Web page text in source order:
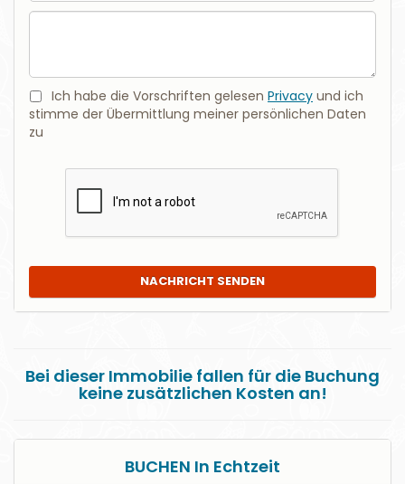
Nachricht
Ich habe die Vorschriften gelesen Privacy und ich
stimme der Übermittlung meiner persönlichen Daten
zu
NACHRICHT SENDEN
Bei dieser Immobilie fallen für die Buchung
keine zusätzlichen Kosten an!
BUCHEN In Echtzeit